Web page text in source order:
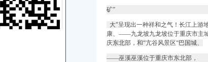
！收就完事了~_搜狐教育_搜狐网
交线路帮忙推荐下撒
城海关事务管理招聘网|2018年重庆九龙坡巴国城海
回汉朝上演穿针乞巧抛绣球_hao123上网导航
去涪陵的,找的到路的,我十点下班,我开车一
矿”
大”呈现出一种祥和之气！ 长江上游
康、——九龙坡九龙坡位于重庆市主
庆东北部， 和“亢谷风景区“巴国城、
——巫溪巫溪位于重庆市东北部，